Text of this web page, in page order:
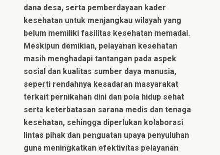
dana desa, serta pemberdayaan kader
kesehatan untuk menjangkau wilayah yang
belum memiliki fasilitas kesehatan memadai.
Meskipun demikian, pelayanan kesehatan
masih menghadapi tantangan pada aspek
sosial dan kualitas sumber daya manusia,
seperti rendahnya kesadaran masyarakat
terkait pernikahan dini dan pola hidup sehat
serta keterbatasan sarana medis dan tenaga
kesehatan, sehingga diperlukan kolaborasi
lintas pihak dan penguatan upaya penyuluhan
guna meningkatkan efektivitas pelayanan